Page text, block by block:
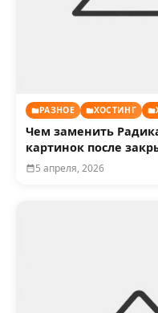
РАЗНОЕ ХОСТИНГ
Чем заменить
картинок после
5 апреля, 2026